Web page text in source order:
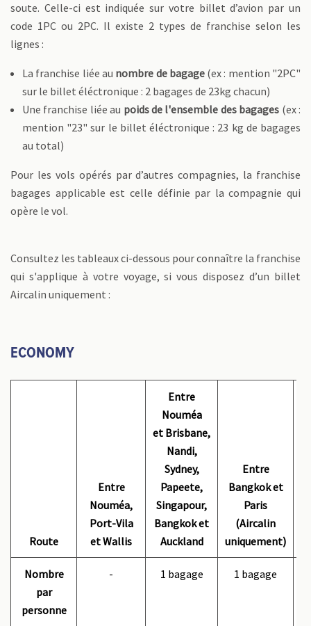
soute. Celle-ci est indiquée sur votre billet d’avion par un
code 1PC ou 2PC. Il existe 2 types de franchise selon les
lignes :
La franchise liée au nombre de bagage(ex : mention "2PC"
sur le billet éléctronique : 2 bagages de 23kg chacun)
Une franchise liée au poids de l'ensemble des bagages (ex :
mention "23" sur le billet éléctronique : 23 kg de bagages
au total)
Pour les vols opérés par d’autres compagnies, la franchise
bagages applicable est celle définie par la compagnie qui
opère le vol.
Consultez les tableaux ci-dessous pour connaître la franchise
qui s'applique à votre voyage, si vous disposez d’un billet
Aircalin uniquement :
ECONOMY
Route
Entre
Nouméa,
Port-Vila
et Wallis
Entre
Nouméa
et Brisbane,
Nandi,
Sydney,
Papeete,
Singapour,
Bangkok et
Auckland
Entre
Bangkok et
Paris
(Aircalin
uniquement)
Nombre
par
personne
- 1 bagage 1 bagage